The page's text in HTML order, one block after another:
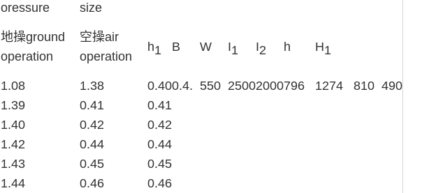
oressure
size
地操ground
operation
空操air
operation
h1 B W I1 I2 h H1
1.08 1.38 0.400.4. 550 25002000796 1274 810 490
1.39 0.41
0.41
1.40 0.42
0.42
1.42 0.44
0.44
1.43 0.45
0.45
1.44 0.46
0.46